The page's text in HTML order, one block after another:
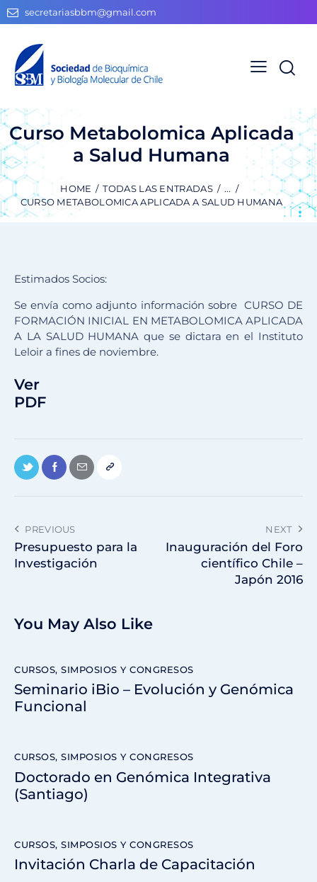
secretariasbbm@gmail.com
Curso Metabolomica Aplicada
a Salud Humana
HOME TODAS LAS ENTRADAS
...
CURSO METABOLOMICA APLICADA A SALUD HUMANA
Estimados Socios:
Se envía como adjunto información sobre CURSO DE
FORMACIÓN INICIAL EN METABOLOMICA APLICADA
A LA SALUD HUMANA que se dictara en el Instituto
Leloir a fines de noviembre.
Ver
PDF
PREVIOUS
Presupuesto para la
Investigación
NEXT
Inauguración del Foro
científico Chile –
Japón 2016
You May Also Like
CURSOS, SIMPOSIOS Y CONGRESOS
Seminario iBio – Evolución y Genómica
Funcional
CURSOS, SIMPOSIOS Y CONGRESOS
Doctorado en Genómica Integrativa
(Santiago)
CURSOS, SIMPOSIOS Y CONGRESOS
Invitación Charla de Capacitación